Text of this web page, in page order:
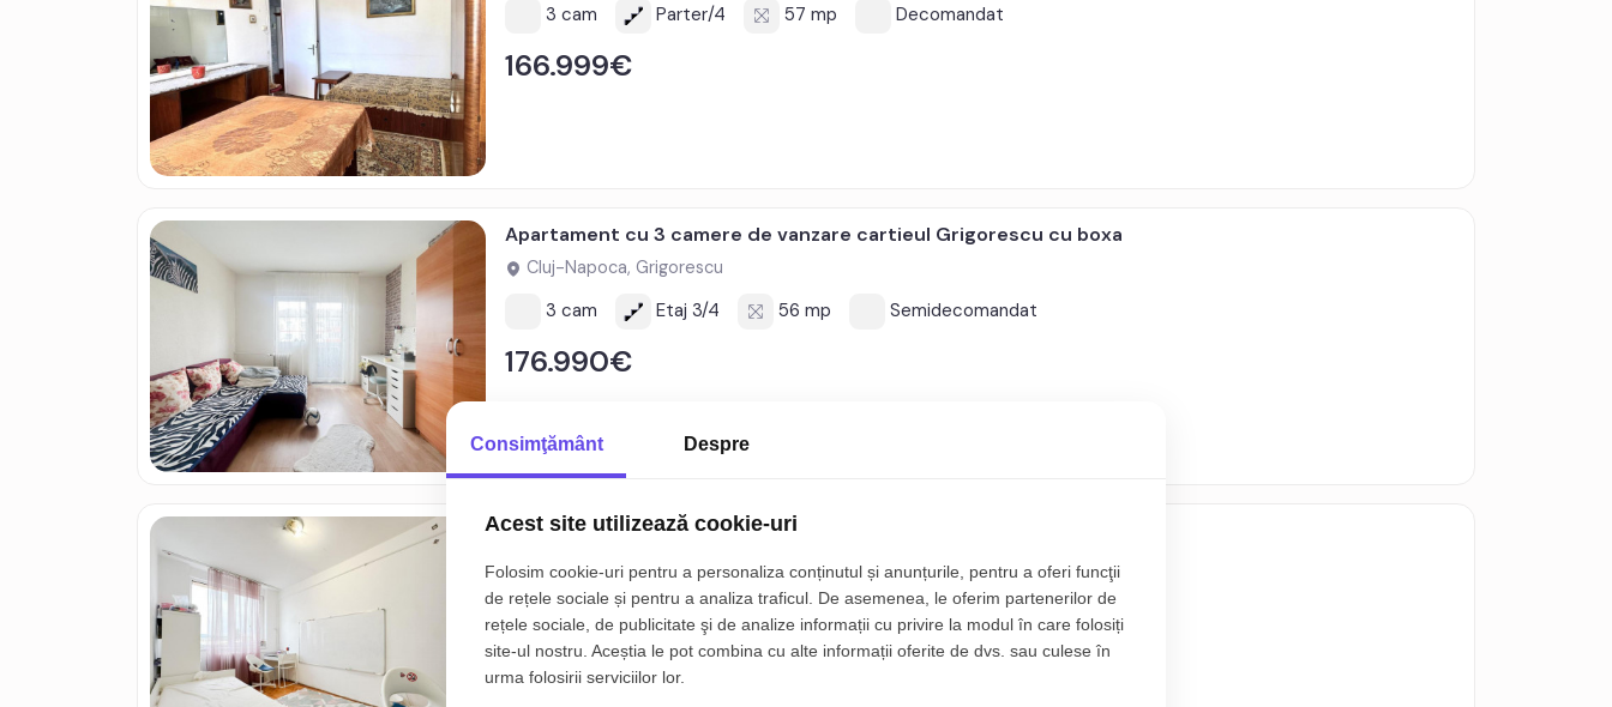
3 cam Parter/4 57 mp Decomandat
166.999€
Apartament cu 3 camere de vanzare cartieul Grigorescu cu boxa
Cluj-Napoca, Grigorescu
3 cam Etaj 3/4 56 mp Semidecomandat
176.990€
Apartament cu 3 camere de vanzare cartierul Grigorescu
Cluj-Napoca, Grigorescu
3 cam Etaj 4/4 54 mp Semidecomandat
159.990€
Consimţământ Despre
Acest site utilizează cookie-uri
Folosim cookie-uri pentru a personaliza conținutul și anunțurile, pentru a oferi funcţii
de rețele sociale și pentru a analiza traficul. De asemenea, le oferim partenerilor de
rețele sociale, de publicitate şi de analize informații cu privire la modul în care folosiți
site-ul nostru. Aceștia le pot combina cu alte informații oferite de dvs. sau culese în
urma folosirii serviciilor lor.